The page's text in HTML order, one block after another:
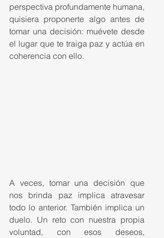
perspectiva profundamente humana,
quisiera proponerte algo antes de
tomar una decisión: muévete desde
el lugar que te traiga paz y actúa en
coherencia con ello.
A veces, tomar una decisión que
nos brinda paz implica atravesar
todo lo anterior. También implica un
duelo. Un reto con nuestra propia
voluntad, con esos deseos,